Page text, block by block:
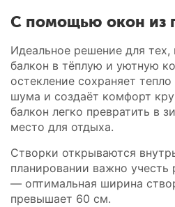
С помощью окон из
Идеальное решение для тех,
балкон в тёплую и уютную
остекление сохраняет
шума и создаёт комфорт
балкон легко превратить в
место для отдыха.
Створки открываются
планировании важно учесть
— оптимальная ширина
превышает 60 см.